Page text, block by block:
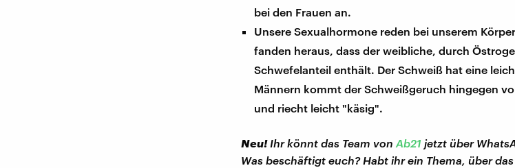
bei den Frauen an.
Unsere Sexualhormone reden bei unserem
fanden heraus, dass der weibliche, durch
Schwefelanteil enthält. Der Schweiß hat eine
Männern kommt der Schweißgeruch hingegen
und riecht leicht "käsig".
Neu!Ihr könnt das Team von Ab21 jetzt über
Was beschäftigt euch? Habt ihr ein Thema, über